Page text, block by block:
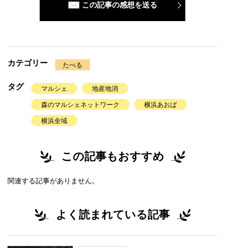
この記事の感想を送る
カテゴリー たべる
タグ マルシェ 地産地消
森のマルシェネットワーク 横浜あおば
横浜全域
この記事もおすすめ
関連する記事がありません。
よく読まれている記事